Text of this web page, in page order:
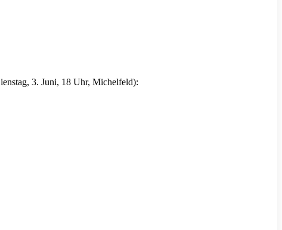
3. Juni, 18 Uhr, Michelfeld):